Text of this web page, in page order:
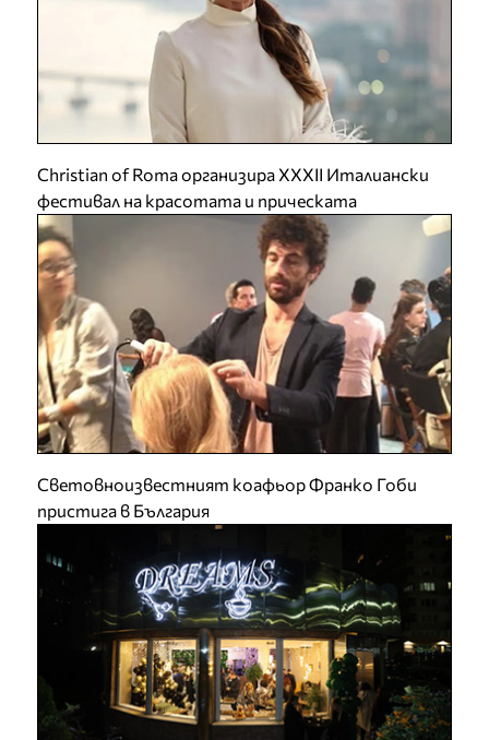
Christian of Roma организира XXXII Италиански
фестивал на красотата и прическата
Световноизвестният коафьор Франко Гоби
пристига в България